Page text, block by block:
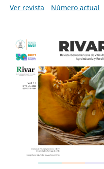
Ver revista
Número actual